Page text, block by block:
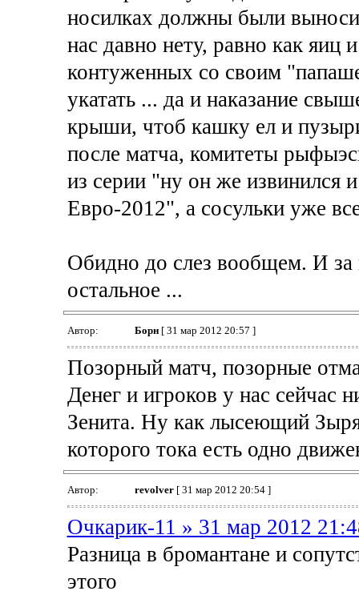
носилках должны были
нас давно нету, равно как яиц
контуженных со своим
укатать ... да и наказание
крыши, чтоб кашку ел и
после матча, комитеты
из серии "ну он же извинился
Евро-2012", а сосульки уже
Обидно до слез вообщем. И за
остальное ...
Автор: Борн[ 31 мар 2012 20:57 ]
Позорный матч, позорные
Денег и игроков у нас сейчас
Зенита. Ну как лысеющий
которого тока есть одно
Автор: revolver[ 31 мар 2012 20:54 ]
Очкарик-11 » 31 мар 2012
Разница в бромантане и
этого